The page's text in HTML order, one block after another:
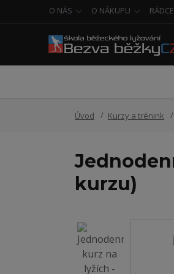
O NÁS O NÁKUPU
Úvod Kurzy a trénink
kurzu)